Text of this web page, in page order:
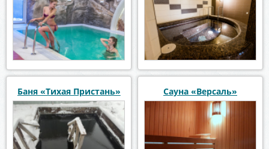
Баня «Тихая Пристань» Сауна «Версаль»